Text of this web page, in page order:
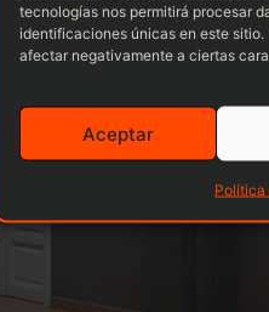
tecnologías nos permitirá procesar
identificaciones únicas en este
afectar negativamente a ciertas
Aceptar
Política